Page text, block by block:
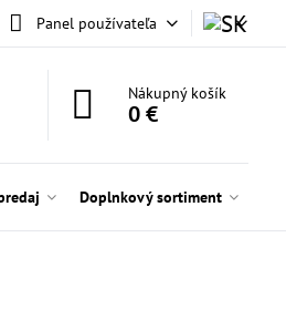
Panel používateľa
Nákupný košík
0 €
Doplnkový sortiment